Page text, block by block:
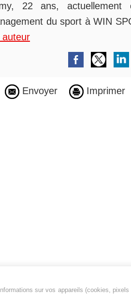
22 ans,
du sport à WIN
auteur
Envoyer Imprimer
sur vos appareils (cookies,